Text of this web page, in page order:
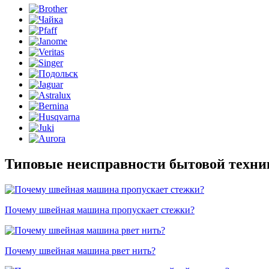
Типовые неисправности бытовой
Почему швейная машина пропускает стежки?
Почему швейная машина рвет нить?